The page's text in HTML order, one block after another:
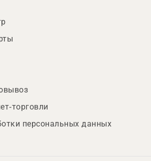
торговли
персональных данных